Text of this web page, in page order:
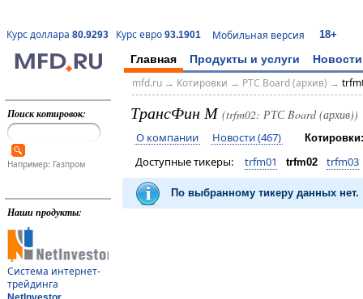
Курс доллара 80.9293 Курс евро 93.1901 Мобильная версия 18+
Главная Продукты и услуги Новости
Поиск котировок:
Например: Газпром
Наши продукты:
Система интернет-
трейдинга
mfd.ru→ Котировки → РТС Board (архив) →
ТрансФин М (trfm02: РТС Board (архив))
О компании Новости (467)
Доступные тикеры: trfm01 trfm02 trfm03
По выбранному тикеру данных нет.